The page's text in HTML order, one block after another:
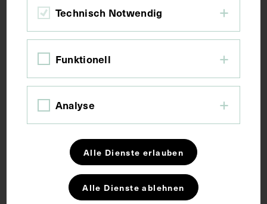
Bildmaß 8 x 6 cm
Bildmaß inkl. Untergrund 31,6 x 22,1 cm
Auszug aus: Bulletin of the O. O. R. L. Society, Bd. 3,
Technisch Notwendig
Funktionell
Analyse
Alle Dienste erlauben
Alle Dienste ablehnen